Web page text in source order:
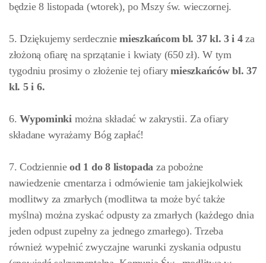
będzie 8 listopada (wtorek), po Mszy św. wieczornej.
5. Dziękujemy serdeczniemieszkańcom bl. 37 kl. 3 i 4za
złożoną ofiarę na sprzątanie i kwiaty (650 zł). W tym
tygodniu prosimy o złożenie tej ofiarymieszkańców bl. 37
kl. 5 i 6.
6.Wypominkimożna składać w zakrystii. Za ofiary
składane wyrażamy Bóg zapłać!
7. Codziennieod 1 do 8 listopada za pobożne
nawiedzenie cmentarza i odmówienie tam jakiejkolwiek
modlitwy za zmarłych (modlitwa ta może być także
myślna) można zyskać odpusty za zmarłych (każdego dnia
jeden odpust zupełny za jednego zmarłego). Trzeba
również wypełnić zwyczajne warunki zyskania odpustu